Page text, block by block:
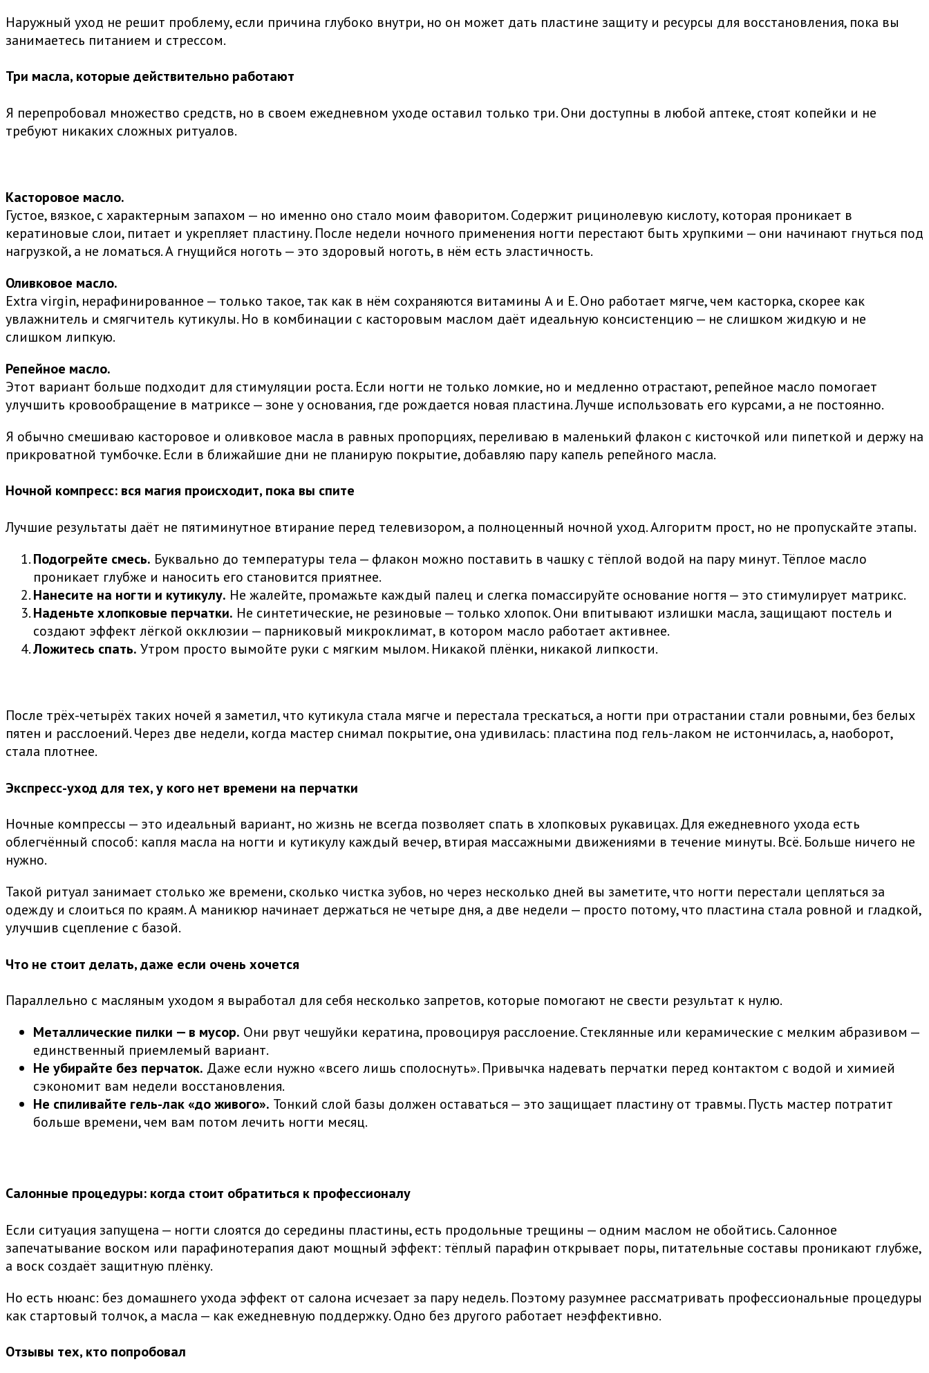
Наружный уход не решит проблему, если причина глубоко внутри, но он может дать пластине защиту и ресурсы для восстановления, пока вы
занимаетесь питанием и стрессом.
Три масла, которые действительно работают
Я перепробовал множество средств, но в своем ежедневном уходе оставил только три. Они доступны в любой аптеке, стоят копейки и не
требуют никаких сложных ритуалов.
Касторовое масло.
Густое, вязкое, с характерным запахом — но именно оно стало моим фаворитом. Содержит рицинолевую кислоту, которая проникает в
кератиновые слои, питает и укрепляет пластину. После недели ночного применения ногти перестают быть хрупкими — они начинают гнуться под
нагрузкой, а не ломаться. А гнущийся ноготь — это здоровый ноготь, в нём есть эластичность.
Оливковое масло.
Extra virgin, нерафинированное — только такое, так как в нём сохраняются витамины A и E. Оно работает мягче, чем касторка, скорее как
увлажнитель и смягчитель кутикулы. Но в комбинации с касторовым маслом даёт идеальную консистенцию — не слишком жидкую и не
слишком липкую.
Репейное масло.
Этот вариант больше подходит для стимуляции роста. Если ногти не только ломкие, но и медленно отрастают, репейное масло помогает
улучшить кровообращение в матриксе — зоне у основания, где рождается новая пластина. Лучше использовать его курсами, а не постоянно.
Я обычно смешиваю касторовое и оливковое масла в равных пропорциях, переливаю в маленький флакон с кисточкой или пипеткой и держу на
прикроватной тумбочке. Если в ближайшие дни не планирую покрытие, добавляю пару капель репейного масла.
Ночной компресс: вся магия происходит, пока вы спите
Лучшие результаты даёт не пятиминутное втирание перед телевизором, а полноценный ночной уход. Алгоритм прост, но не пропускайте этапы.
Подогрейте смесь. Буквально до температуры тела — флакон можно поставить в чашку с тёплой водой на пару минут. Тёплое масло
проникает глубже и наносить его становится приятнее.
Нанесите на ногти и кутикулу. Не жалейте, промажьте каждый палец и слегка помассируйте основание ногтя — это стимулирует матрикс.
Наденьте хлопковые перчатки. Не синтетические, не резиновые — только хлопок. Они впитывают излишки масла, защищают постель и
создают эффект лёгкой окклюзии — парниковый микроклимат, в котором масло работает активнее.
Ложитесь спать. Утром просто вымойте руки с мягким мылом. Никакой плёнки, никакой липкости.
После трёх-четырёх таких ночей я заметил, что кутикула стала мягче и перестала трескаться, а ногти при отрастании стали ровными, без белых
пятен и расслоений. Через две недели, когда мастер снимал покрытие, она удивилась: пластина под гель-лаком не истончилась, а, наоборот,
стала плотнее.
Экспресс-уход для тех, у кого нет времени на перчатки
Ночные компрессы — это идеальный вариант, но жизнь не всегда позволяет спать в хлопковых рукавицах. Для ежедневного ухода есть
облегчённый способ: капля масла на ногти и кутикулу каждый вечер, втирая массажными движениями в течение минуты. Всё. Больше ничего не
нужно.
Такой ритуал занимает столько же времени, сколько чистка зубов, но через несколько дней вы заметите, что ногти перестали цепляться за
одежду и слоиться по краям. А маникюр начинает держаться не четыре дня, а две недели — просто потому, что пластина стала ровной и гладкой,
улучшив сцепление с базой.
Что не стоит делать, даже если очень хочется
Параллельно с масляным уходом я выработал для себя несколько запретов, которые помогают не свести результат к нулю.
Металлические пилки — в мусор. Они рвут чешуйки кератина, провоцируя расслоение. Стеклянные или керамические с мелким абразивом —
единственный приемлемый вариант.
Не убирайте без перчаток. Даже если нужно «всего лишь сполоснуть». Привычка надевать перчатки перед контактом с водой и химией
сэкономит вам недели восстановления.
Не спиливайте гель-лак «до живого». Тонкий слой базы должен оставаться — это защищает пластину от травмы. Пусть мастер потратит
больше времени, чем вам потом лечить ногти месяц.
Салонные процедуры: когда стоит обратиться к профессионалу
Если ситуация запущена — ногти слоятся до середины пластины, есть продольные трещины — одним маслом не обойтись. Салонное
запечатывание воском или парафинотерапия дают мощный эффект: тёплый парафин открывает поры, питательные составы проникают глубже,
а воск создаёт защитную плёнку.
Но есть нюанс: без домашнего ухода эффект от салона исчезает за пару недель. Поэтому разумнее рассматривать профессиональные процедуры
как стартовый толчок, а масла — как ежедневную поддержку. Одно без другого работает неэффективно.
Отзывы тех, кто попробовал